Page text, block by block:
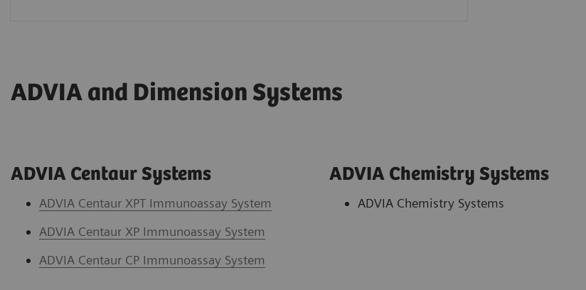
ADVIA and Dimension Systems
ADVIA Centaur Systems
ADVIA Centaur XPT Immunoassay System
ADVIA Centaur XP Immunoassay System
ADVIA Centaur CP Immunoassay System
ADVIA Chemistry Systems
ADVIA Chemistry Systems